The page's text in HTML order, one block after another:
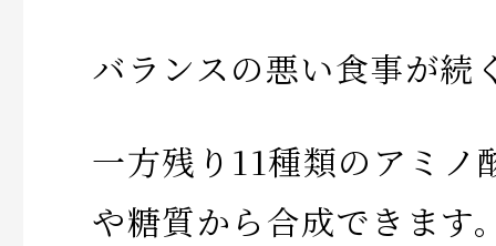
バランスの悪い食事が続
一方残り11種類のアミノ
や糖質から合成できます